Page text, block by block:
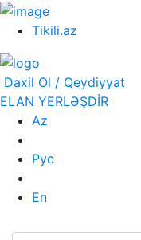
Tikili.az
Daxil Ol / Qeydiyyat
ELAN YERLƏŞDİR
Az
Рус
En